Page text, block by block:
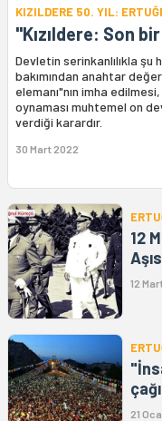
KIZILDERE 50. YIL:
"Kızıldere: Son
Devletin serinkanlılıkla şu
bakımından anahtar
elemanı"nın imha
oynaması muhtemel on
verdiği karardır.
30 Mart 2022
12
12
21